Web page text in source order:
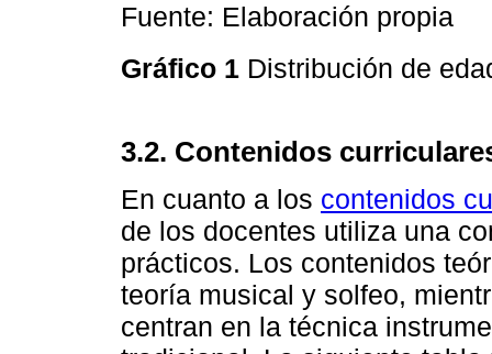
Fuente: Elaboración propia
Gráfico 1 Distribución de
3.2. Contenidos
En cuanto a los contenidos
de los docentes utiliza una
prácticos. Los contenidos
teoría musical y solfeo,
centran en la técnica